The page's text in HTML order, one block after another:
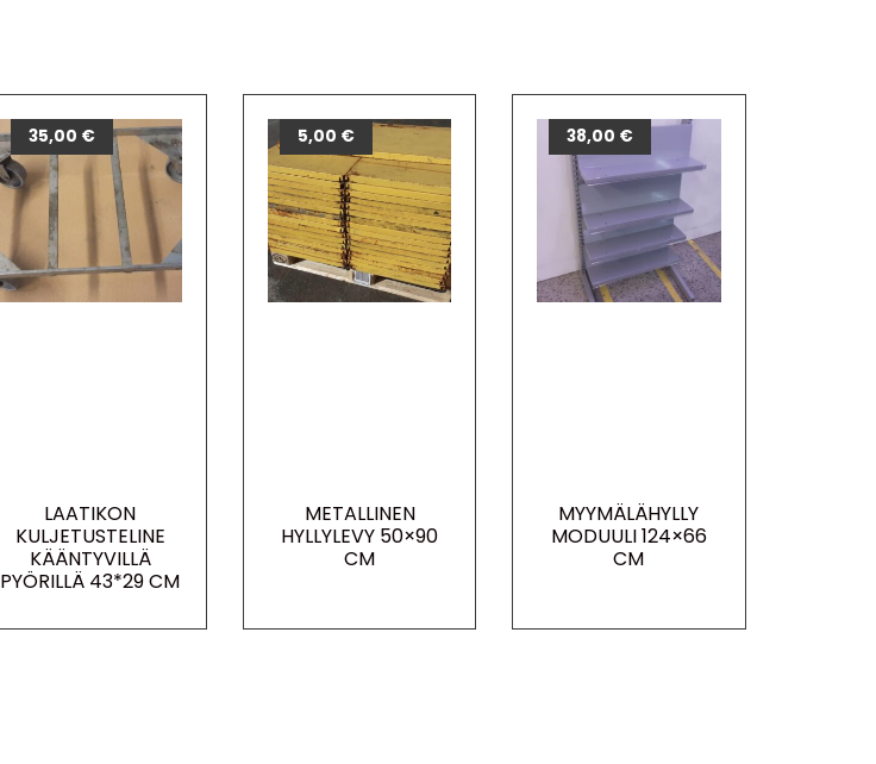
LAATIKON
KULJETUSTELINE
KÄÄNTYVILLÄ
PYÖRILLÄ 43*29 CM
35,00 €
METALLINEN
HYLLYLEVY 50×90
CM
5,00 €
MYYMÄLÄHYLLY
MODUULI 124×66
CM
38,00 €